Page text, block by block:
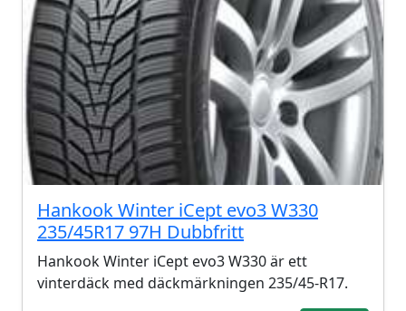
Hankook Winter iCept evo3 W330
235/45R17 97H Dubbfritt
Hankook Winter iCept evo3 W330 är ett
vinterdäck med däckmärkningen 235/45-R17.